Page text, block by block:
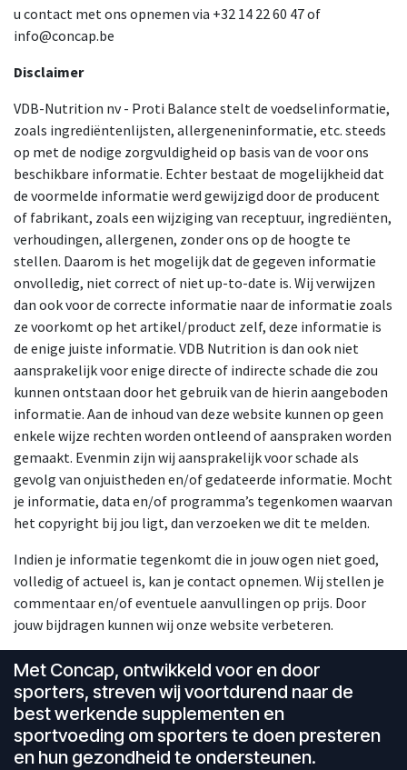
u contact met ons opnemen via +32 14 22 60 47 of
info@concap.be
Disclaimer
VDB-Nutrition nv - Proti Balance stelt de voedselinformatie,
zoals ingrediëntenlijsten, allergeneninformatie, etc. steeds
op met de nodige zorgvuldigheid op basis van de voor ons
beschikbare informatie. Echter bestaat de mogelijkheid dat
de voormelde informatie werd gewijzigd door de producent
of fabrikant, zoals een wijziging van receptuur, ingrediënten,
verhoudingen, allergenen, zonder ons op de hoogte te
stellen. Daarom is het mogelijk dat de gegeven informatie
onvolledig, niet correct of niet up-to-date is. Wij verwijzen
dan ook voor de correcte informatie naar de informatie zoals
ze voorkomt op het artikel/product zelf, deze informatie is
de enige juiste informatie. VDB Nutrition is dan ook niet
aansprakelijk voor enige directe of indirecte schade die zou
kunnen ontstaan door het gebruik van de hierin aangeboden
informatie. Aan de inhoud van deze website kunnen op geen
enkele wijze rechten worden ontleend of aanspraken worden
gemaakt. Evenmin zijn wij aansprakelijk voor schade als
gevolg van onjuistheden en/of gedateerde informatie. Mocht
je informatie, data en/of programma’s tegenkomen waarvan
het copyright bij jou ligt, dan verzoeken we dit te melden.
Indien je informatie tegenkomt die in jouw ogen niet goed,
volledig of actueel is, kan je contact opnemen. Wij stellen je
commentaar en/of eventuele aanvullingen op prijs. Door
jouw bijdragen kunnen wij onze website verbeteren.
Met Concap, ontwikkeld voor en door
sporters, streven wij voortdurend naar de
best werkende supplementen en
sportvoeding om sporters te doen presteren
en hun gezondheid te ondersteunen.